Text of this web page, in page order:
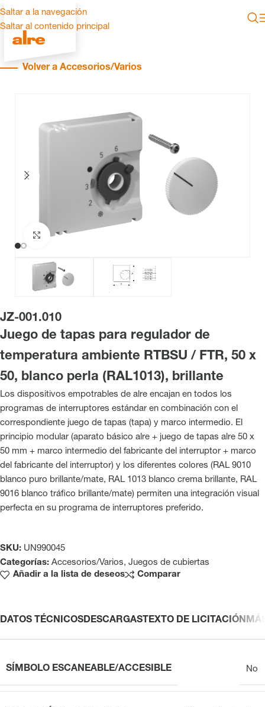
Saltar a la navegación
Saltar al contenido principal
Volver a Accesorios/Varios
JZ-001.010
Juego de tapas para regulador de
temperatura ambiente RTBSU / FTR, 50 x
50, blanco perla (RAL1013), brillante
Los dispositivos empotrables de alre encajan en todos los
programas de interruptores estándar en combinación con el
correspondiente juego de tapas (tapa) y marco intermedio. El
principio modular (aparato básico alre + juego de tapas alre 50 x
50 mm + marco intermedio del fabricante del interruptor + marco
del fabricante del interruptor) y los diferentes colores (RAL 9010
blanco puro brillante/mate, RAL 1013 blanco crema brillante, RAL
9016 blanco tráfico brillante/mate) permiten una integración visual
perfecta en su programa de interruptores preferido.
SKU: UN990045
Categorías: Accesorios/Varios, Juegos de cubiertas
Añadir a la lista de deseos
Comparar
Haga clic para ampliar
DATOS TÉCNICOSDESCARGASTEXTO DE LICITACIÓN
SÍMBOLO ESCANEABLE/ACCESIBLE No